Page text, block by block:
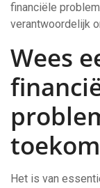
financiële
verantwoordelijk
Wees
Het is van